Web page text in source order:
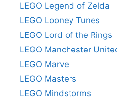
LEGO Legend of Zelda
LEGO Looney Tunes
LEGO Lord of the Rings
LEGO Manchester
LEGO Marvel
LEGO Masters
LEGO Mindstorms